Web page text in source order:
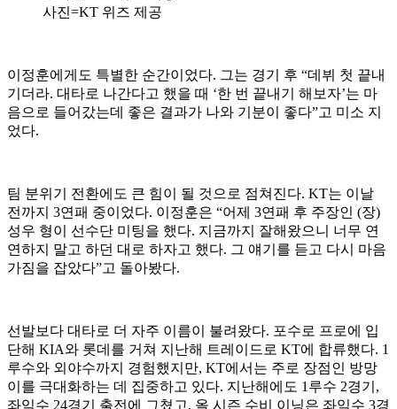
사진=KT 위즈 제공
이정훈에게도 특별한 순간이었다. 그는 경기 후 “데뷔 첫 끝내
기더라. 대타로 나간다고 했을 때 ‘한 번 끝내기 해보자’는 마
음으로 들어갔는데 좋은 결과가 나와 기분이 좋다”고 미소 지
었다.
팀 분위기 전환에도 큰 힘이 될 것으로 점쳐진다. KT는 이날
전까지 3연패 중이었다. 이정훈은 “어제 3연패 후 주장인 (장)
성우 형이 선수단 미팅을 했다. 지금까지 잘해왔으니 너무 연
연하지 말고 하던 대로 하자고 했다. 그 얘기를 듣고 다시 마음
가짐을 잡았다”고 돌아봤다.
선발보다 대타로 더 자주 이름이 불려왔다. 포수로 프로에 입
단해 KIA와 롯데를 거쳐 지난해 트레이드로 KT에 합류했다. 1
루수와 외야수까지 경험했지만, KT에서는 주로 장점인 방망
이를 극대화하는 데 집중하고 있다. 지난해에도 1루수 2경기,
좌익수 24경기 출전에 그쳤고, 올 시즌 수비 이닝은 좌익수 3경